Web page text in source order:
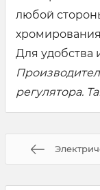
любой
Для удобства
регулятора.